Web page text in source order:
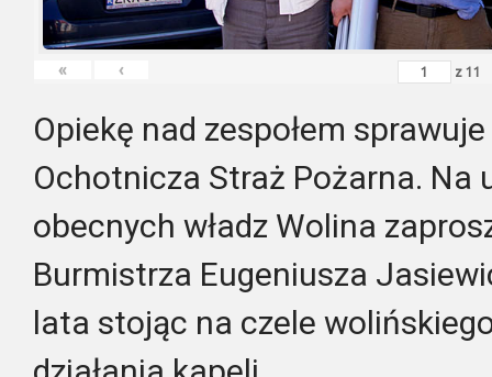
« ‹ z 11
Opiekę nad zespołem
Ochotnicza Straż Pożarna. Na
obecnych władz Wolina
Burmistrza Eugeniusza
lata stojąc na czele